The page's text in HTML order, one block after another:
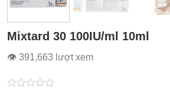
Mixtard 30 100IU/ml 10ml
👁 391,663 lượt xem